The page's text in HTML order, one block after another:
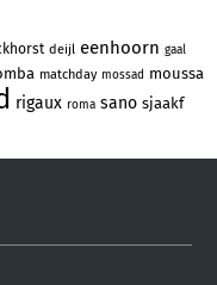
deijl eenhoorn gaal
matchday mossad moussa
rigaux roma sano sjaakf